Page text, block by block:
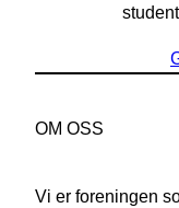
OM OSS
Vi er foreningen